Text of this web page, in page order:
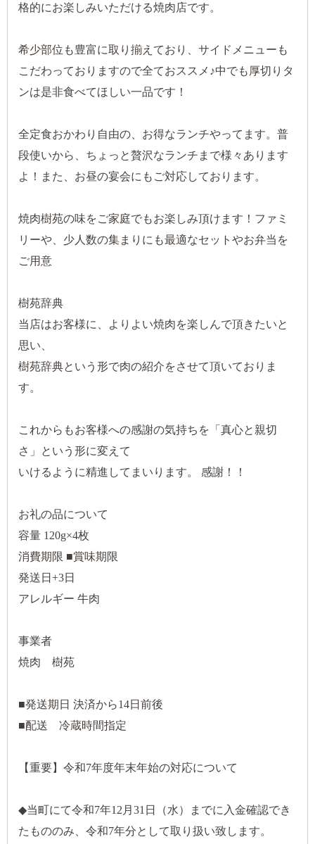
格的にお楽しみいただける焼肉店です。
希少部位も豊富に取り揃えており、サイドメニューも
こだわっておりますので全ておススメ♪中でも厚切りタ
ンは是非食べてほしい一品です！
全定食おかわり自由の、お得なランチやってます。普
段使いから、ちょっと贅沢なランチまで様々あります
よ！また、お昼の宴会にもご対応しております。
焼肉樹苑の味をご家庭でもお楽しみ頂けます！ファミ
リーや、少人数の集まりにも最適なセットやお弁当を
ご用意
樹苑辞典
当店はお客様に、よりよい焼肉を楽しんで頂きたいと
思い、
樹苑辞典という形で肉の紹介をさせて頂いておりま
す。
これからもお客様への感謝の気持ちを「真心と親切
さ」という形に変えて
いけるように精進してまいります。 感謝！！
お礼の品について
容量 120g×4枚
消費期限 ■賞味期限
発送日+3日
アレルギー 牛肉
事業者
焼肉 樹苑
■発送期日 決済から14日前後
■配送 冷蔵時間指定
【重要】令和7年度年末年始の対応について
◆当町にて令和7年12月31日（水）までに入金確認でき
たもののみ、令和7年分として取り扱い致します。